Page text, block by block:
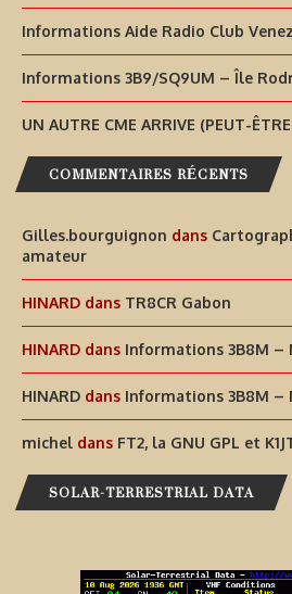
Informations Aide Radio Club
Informations 3B9/SQ9UM – Île
UN AUTRE CME ARRIVE (PEUT-
COMMENTAIRES RÉCENTS
Gilles.bourguignon dans
amateur
HINARD dans TR8CR Gabon
HINARD dans Informations 3B8M –
HINARD dans Informations 3B8M –
michel dans FT2, la GNU GPL et
SOLAR-TERRESTRIAL DATA